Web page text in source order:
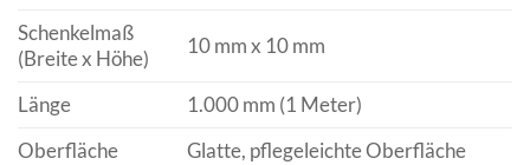
Schenkelmaß
(Breite x Höhe)
10 mm x 10 mm
Länge
1.000 mm (1 Meter)
Oberfläche
Glatte, pflegeleichte Oberfläche